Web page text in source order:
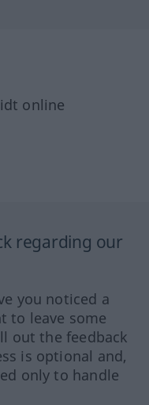
online
regarding our
you noticed a
to leave some
out the feedback
is optional and,
only to handle